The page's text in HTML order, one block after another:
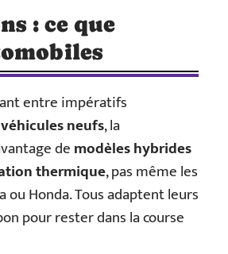
: ce que
entre impératifs
neufs, la
demodèles hybrides
thermique, pas même les
ou Honda. Tous adaptent leurs
pour rester dans la course